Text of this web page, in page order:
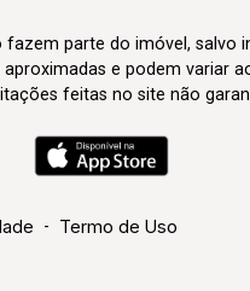
parte do imóvel, salvo
e podem variar
feitas no site não
- Termo de Uso